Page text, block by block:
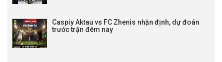
Caspiy Aktau vs FC Zhenis nhận định, dự đoán
trước trận đêm nay